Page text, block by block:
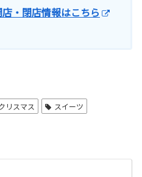
・閉店情報はこちら
リスマス
スイーツ